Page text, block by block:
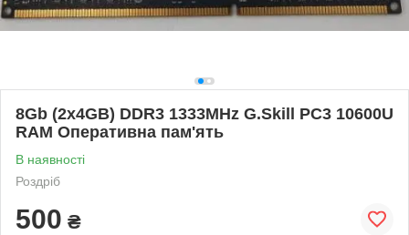
8Gb (2x4GB) DDR3 1333MHz G.Skill PC3 10600U
RAM Оперативна пам'ять
В наявності
Роздріб
500 ₴